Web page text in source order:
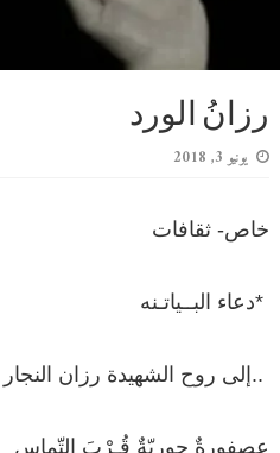
رزانُ الورد
يونيو 3, 2018
خاص- ثقافات
*دعاء البــياتـنه
..إلى روح الشهيدة رزان النجار
عصفورةٌ جوريّةٌ قُـرْبَ التّماسِ